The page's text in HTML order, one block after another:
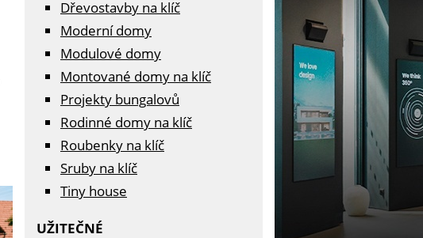
Dřevostavby na klíč
Moderní domy
Modulové domy
Montované domy na klíč
Projekty bungalovů
Rodinné domy na klíč
Roubenky na klíč
Sruby na klíč
Tiny house
UŽITEČNÉ